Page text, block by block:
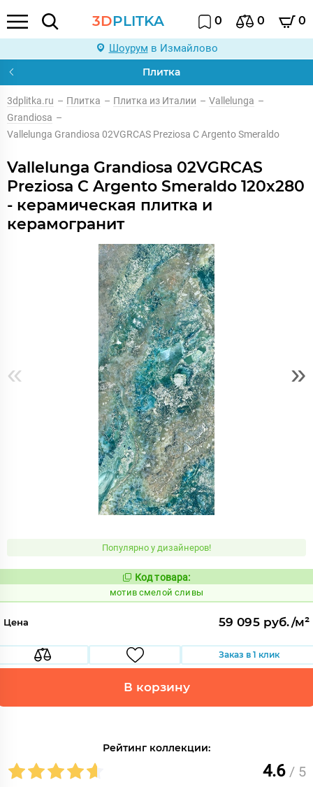
3DPLITKA 0 0 0
Шоурум в Измайлово
Плитка
3dplitka.ru – Плитка – Плитка из Италии – Vallelunga –
Grandiosa –
Vallelunga Grandiosa 02VGRCAS Preziosa C Argento Smeraldo
Vallelunga Grandiosa 02VGRCAS
Preziosa C Argento Smeraldo 120x280
- керамическая плитка и
керамогранит
« »
Популярно у дизайнеров!
Код:
1042761
Код товара:
мотив смелой сливы
Цена 59 095 руб./м²
Заказ в 1 клик
В корзину
Рейтинг коллекции:
4.6 / 5